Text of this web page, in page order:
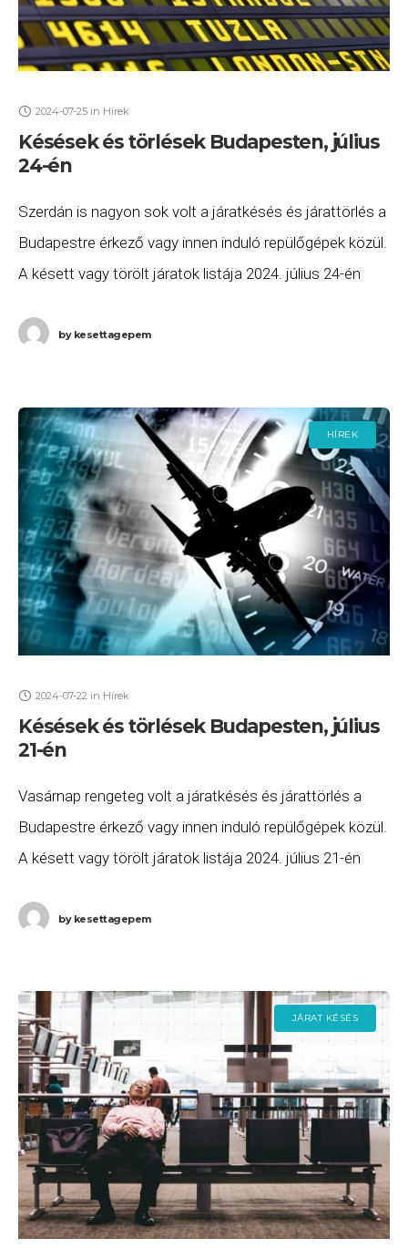
2024-07-25 in Hírek
Késések és törlések Budapesten, július
24-én
Szerdán is nagyon sok volt a járatkésés és járattörlés a
Budapestre érkező vagy innen induló repülőgépek közül.
A késett vagy törölt járatok listája 2024. július 24-én
bykesettagepem
HÍREK
2024-07-22 in Hírek
Késések és törlések Budapesten, július
21-én
Vasárnap rengeteg volt a járatkésés és járattörlés a
Budapestre érkező vagy innen induló repülőgépek közül.
A késett vagy törölt járatok listája 2024. július 21-én
bykesettagepem
JÁRAT KÉSÉS